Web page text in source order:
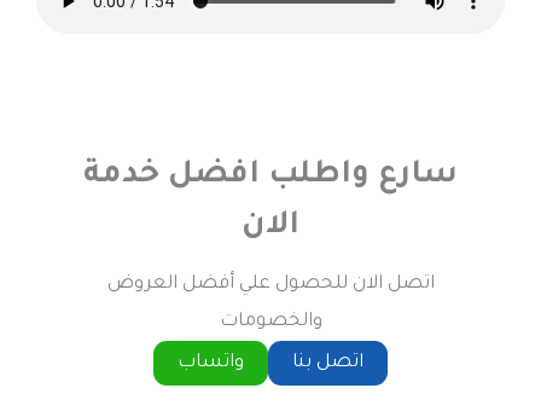
سارع واطلب افضل خدمة
الان
اتصل الان للحصول علي أفضل العروض
والخصومات
اتصل بنا
واتساب